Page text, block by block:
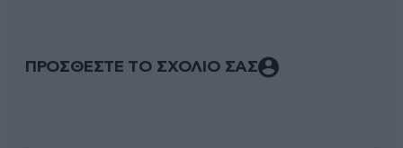
ΠΡΟΣΘΕΣΤΕ ΤΟ ΣΧΟΛΙΟ ΣΑΣ